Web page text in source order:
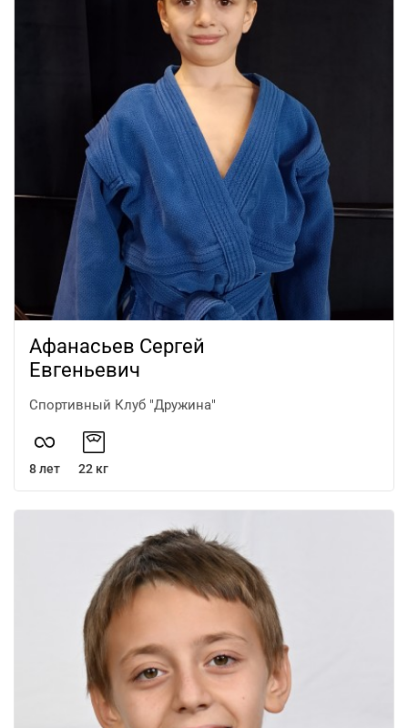
Афанасьев Сергей
Евгеньевич
Спортивный Клуб "Дружина"
8 лет 22 кг